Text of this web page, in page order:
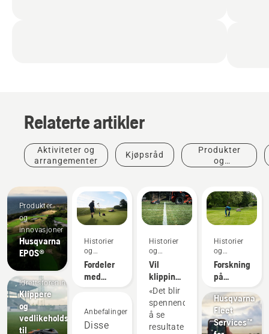
Relaterte artikler
Aktiviteter og
arrangementer
Kjøpsråd
Produkter
og
Produkter
og
innovasjoner
Husqvarna
EPOS®
Idrettsforeninger
Klippere
og
vedlikeholdsutstyr
til
Historier
og
inspirasjon
Fordeler
med
for
greenkeepere
Anbefalinger
Disse
Historier
og
inspirasjon
Vil
klipping
med
Automower®-
robotgressklipperen
slå
«Det blir
spennende
å se
resultatene.
Historier
og
inspirasjon
Forskning
på
klipping
Produkter
og
Husqvarna
Fleet
Services™